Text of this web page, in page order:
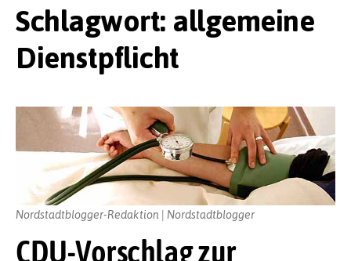
Schlagwort: allgemeine
Dienstpflicht
CDU-Vorschlag zur
Nordstadtblogger-Redaktion | Nordstadtblogger